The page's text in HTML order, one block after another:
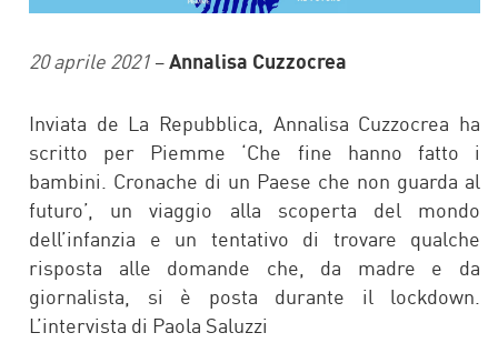
20 aprile 2021 –Annalisa Cuzzocrea
Inviata de La Repubblica, Annalisa Cuzzocrea ha
scritto per Piemme ‘Che fine hanno fatto i
bambini. Cronache di un Paese che non guarda al
futuro’, un viaggio alla scoperta del mondo
dell’infanzia e un tentativo di trovare qualche
risposta alle domande che, da madre e da
giornalista, si è posta durante il lockdown.
L’intervista di Paola Saluzzi